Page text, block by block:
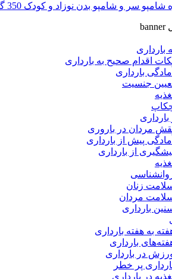
سر و شامپو بدن نوزاد و کودک 350 گرمی
بارداری
اقدام صحیح به بارداری
آمادگی بارداری
جنسیت
مردان در باروری
آمادگی پیش از بارداری
از بارداری
زنان
مردان
بارداری
به هفته بارداری
بارداری
در بارداری
پر خطر
در بارداری